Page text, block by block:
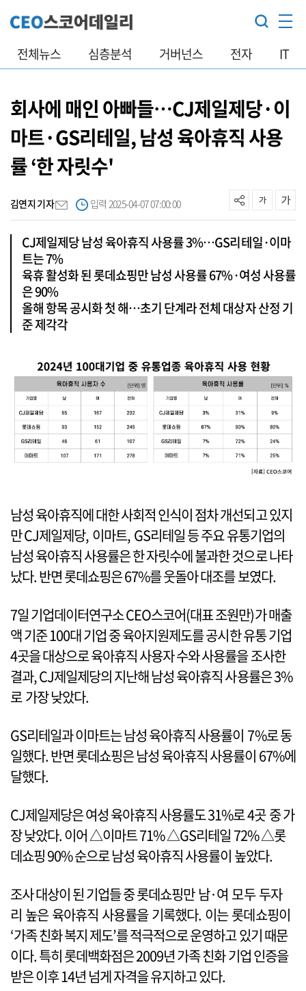
전체뉴스 심층분석 거버넌스 전자 IT
회사에 매인 아빠들…CJ제일제당·이
마트·GS리테일, 남성 육아휴직 사용
률 ‘한 자릿수'
김연지 기자 입력 2025-04-07 07:00:00
CJ제일제당 남성 육아휴직 사용률 3%…GS리테일·이마
트는 7%
육휴 활성화 된 롯데쇼핑만 남성 사용률 67%·여성 사용률
은 90%
올해 항목 공시화 첫 해…초기 단계라 전체 대상자 산정 기
준 제각각
남성 육아휴직에 대한 사회적 인식이 점차 개선되고 있지
만 CJ제일제당, 이마트, GS리테일 등 주요 유통기업의
남성 육아휴직 사용률은 한 자릿수에 불과한 것으로 나타
났다. 반면 롯데쇼핑은 67%를 웃돌아 대조를 보였다.
7일 기업데이터연구소 CEO스코어(대표 조원만)가 매출
액 기준 100대 기업 중 육아지원제도를 공시한 유통 기업
4곳을 대상으로 육아휴직 사용자 수와 사용률을 조사한
결과, CJ제일제당의 지난해 남성 육아휴직 사용률은 3%
로 가장 낮았다.
GS리테일과 이마트는 남성 육아휴직 사용률이 7%로 동
일했다. 반면 롯데쇼핑은 남성 육아휴직 사용률이 67%에
달했다.
CJ제일제당은 여성 육아휴직 사용률도 31%로 4곳 중 가
장 낮았다. 이어 △이마트 71% △GS리테일 72% △롯
데쇼핑 90% 순으로 남성 육아휴직 사용률이 높았다.
조사 대상이 된 기업들 중 롯데쇼핑만 남·여 모두 두자
리 높은 육아휴직 사용률을 기록했다. 이는 롯데쇼핑이
‘가족 친화 복지 제도’를 적극적으로 운영하고 있기 때문
이다. 특히 롯데백화점은 2009년 가족 친화 기업 인증을
받은 이후 14년 넘게 자격을 유지하고 있다.